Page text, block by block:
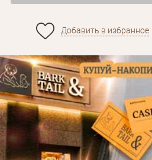
Добавить в избранное
Забыли
Личные данные